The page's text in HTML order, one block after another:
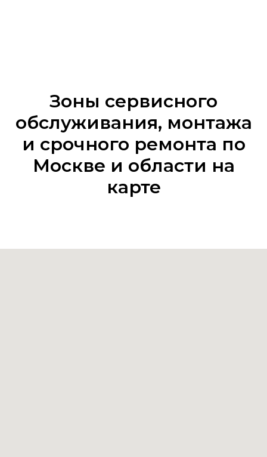
Зоны сервисного
обслуживания, монтажа
и срочного ремонта по
Москве и области на
карте